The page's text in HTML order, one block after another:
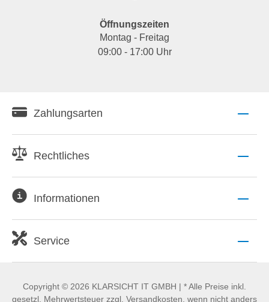
Öffnungszeiten
Montag - Freitag
09:00 - 17:00 Uhr
Zahlungsarten
Rechtliches
Informationen
Service
Copyright © 2026 KLARSICHT IT GMBH | * Alle Preise inkl.
gesetzl. Mehrwertsteuer zzgl. Versandkosten, wenn nicht anders